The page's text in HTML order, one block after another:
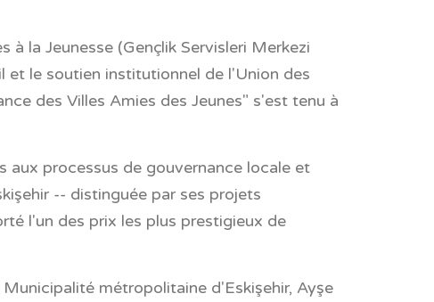
la Jeunesse (Gençlik Servisleri Merkezi
et le soutien institutionnel de l'Union des
des Villes Amies des Jeunes" s'est tenu à
aux processus de gouvernance locale et
-- distinguée par ses projets
l'un des prix les plus prestigieux de
métropolitaine d'Eskişehir, Ayşe